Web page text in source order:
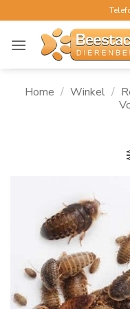
naar
inhoud
Home / Winkel /